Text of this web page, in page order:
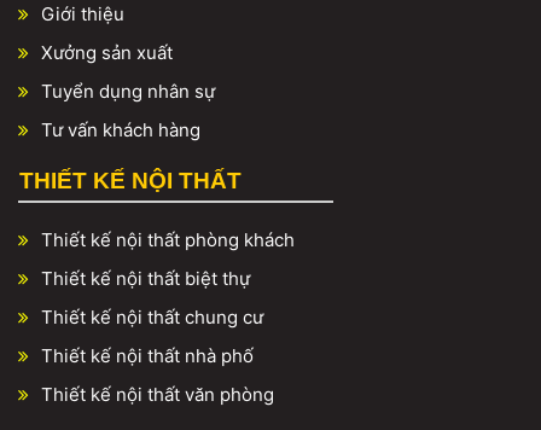
Giới thiệu
Xưởng sản xuất
Tuyển dụng nhân sự
Tư vấn khách hàng
THIẾT KẾ NỘI THẤT
Thiết kế nội thất phòng khách
Thiết kế nội thất biệt thự
Thiết kế nội thất chung cư
Thiết kế nội thất nhà phố
Thiết kế nội thất văn phòng